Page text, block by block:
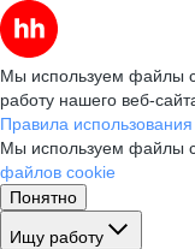
Мы используем файлы
работу нашего веб-
Правила
Мы используем файлы
файлов cookie
Понятно
Ищу работу